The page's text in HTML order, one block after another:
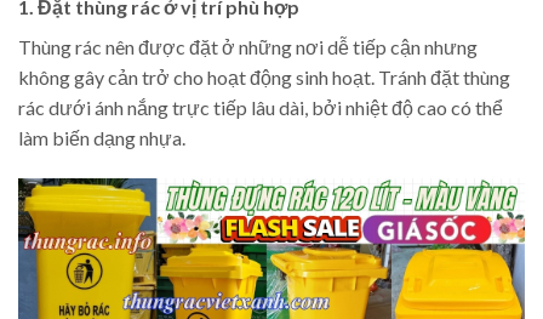
1. Đặt thùng rác ở vị trí phù hợp
Thùng rác nên được đặt ở những nơi dễ tiếp cận nhưng
không gây cản trở cho hoạt động sinh hoạt. Tránh đặt thùng
rác dưới ánh nắng trực tiếp lâu dài, bởi nhiệt độ cao có thể
làm biến dạng nhựa.